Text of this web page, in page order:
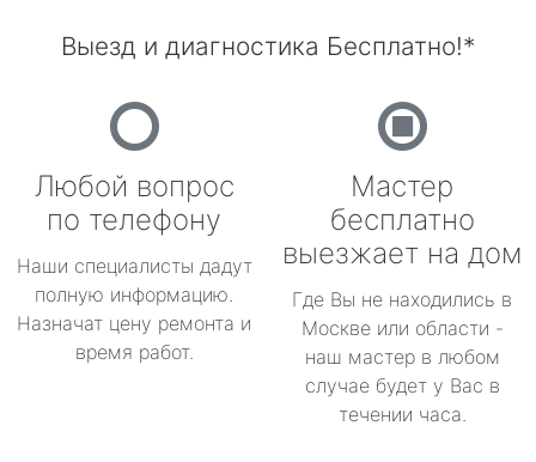
Выезд и диагностика Бесплатно!*
Любой вопрос
по телефону
Наши специалисты дадут
полную информацию.
Назначат цену ремонта и
время работ.
Мастер
бесплатно
выезжает на дом
Где Вы не находились в
Москве или области -
наш мастер в любом
случае будет у Вас в
течении часа.